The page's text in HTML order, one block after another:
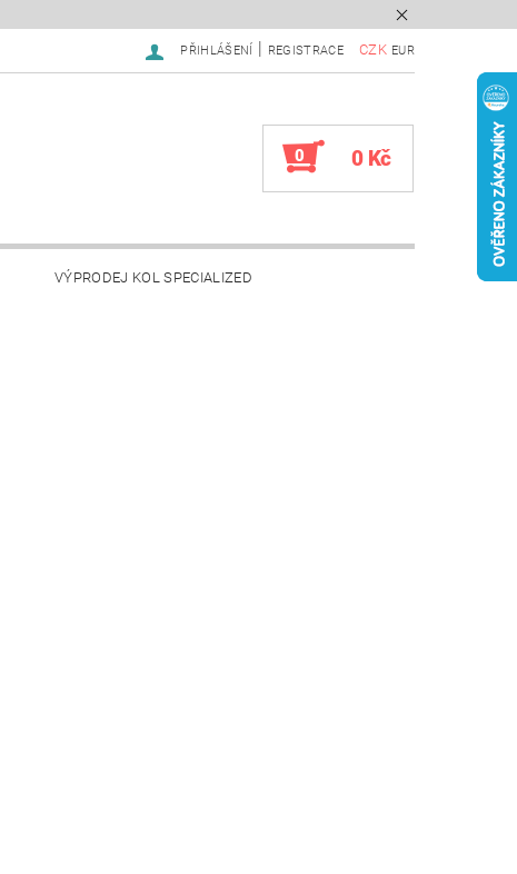
CZK EUR
PŘIHLÁŠENÍ REGISTRACE
0 0 Kč
VÝPRODEJ KOL SPECIALIZED